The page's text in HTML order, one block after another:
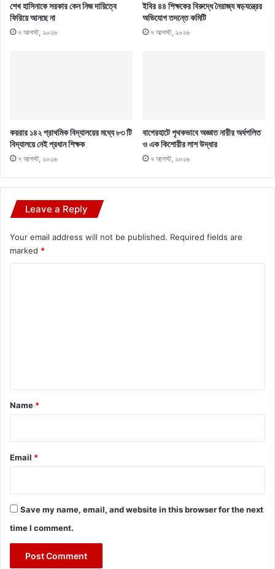
শেখ হাসিনাকে সরকার কেন নিজ দায়িত্বে
ফিরিয়ে আনছে না
৭ আগস্ট, ২০২৬
ইবির ৪৪ শিক্ষকের বিরুদ্ধে নৈরাজ্য ষড়যন্ত্রের
অভিযোগ তদন্তে কমিটি
৭ আগস্ট, ২০২৬
কয়রার ১৪২ প্রাথমিক বিদ্যালয়ের মধ্যে ৮৩ টি
বিদ্যালয়ে নেই প্রধান শিক্ষক
৭ আগস্ট, ২০২৬
বাগেরহাটে পৃথকভাবে অজ্ঞাত নারীর অর্ধগলিত
ও এক কিশোরীর লাশ উদ্ধার
৭ আগস্ট, ২০২৬
Leave a Reply
Your email address will not be published. Required fields are
marked *
*
Name *
Email *
Save my name, email, and website in this browser for the next
time I comment.